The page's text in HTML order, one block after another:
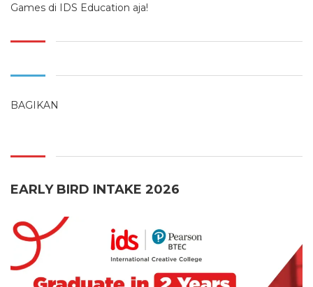
Games di IDS Education aja!
BAGIKAN
EARLY BIRD INTAKE 2026